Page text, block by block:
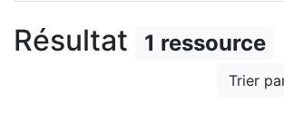
Résultat 1 ressource
Trier